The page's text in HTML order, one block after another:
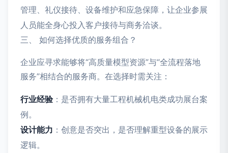
管理、礼仪接待、设备维护和应急保障，让企业参展
人员能全身心投入客户接待与商务洽谈。
三、 如何选择优质的服务组合？
企业应寻求能够将“高质量模型资源”与“全流程落地
服务”相结合的服务商。在选择时需关注：
行业经验：是否拥有大量工程机械机电类成功展台案
例。
设计能力 ：创意是否突出，是否理解重型设备的展示
逻辑。